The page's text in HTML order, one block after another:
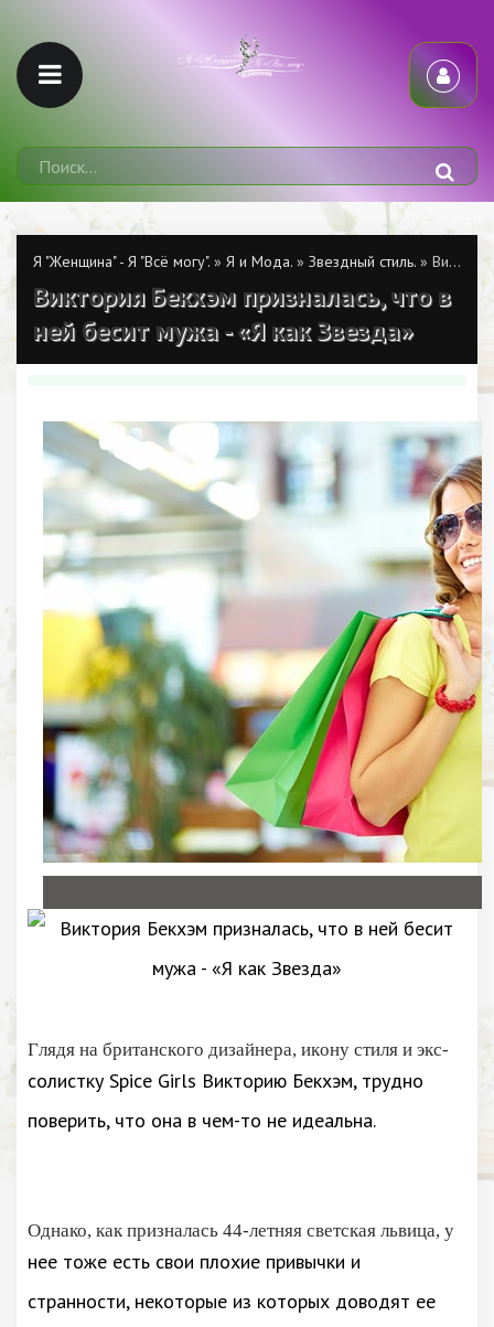
Я "Женщина" - Я "Всё могу". » Я и Мода. » Звездный стиль. » Виктория Бекхэм призналась, что в ней бесит мужа - «Я как Звезда»
Виктория Бекхэм призналась, что в
ней бесит мужа - «Я как Звезда»
Глядя на британского дизайнера, икону стиля и экс-
солистку Spice Girls Викторию Бекхэм, трудно
поверить, что она в чем-то не идеальна.
Однако, как призналась 44-летняя светская львица, у
нее тоже есть свои плохие привычки и
странности, некоторые из которых доводят ее